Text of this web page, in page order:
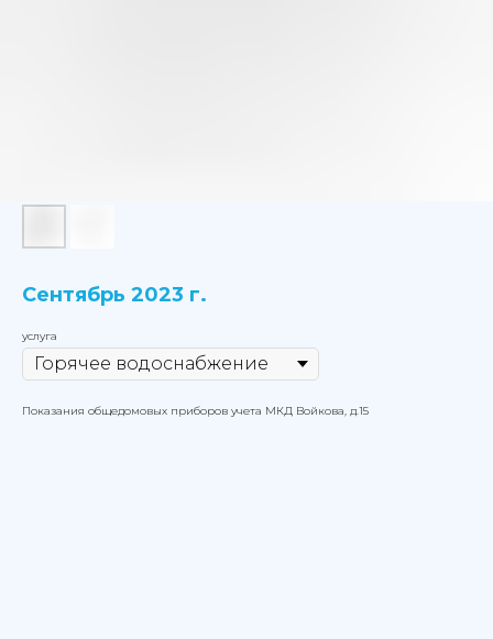
Сентябрь 2023 г.
услуга
Показания общедомовых приборов учета МКД Войкова, д.15